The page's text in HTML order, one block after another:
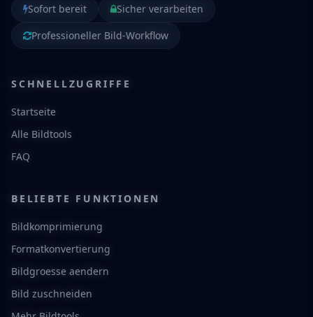
Sofort bereit
Sicher verarbeiten
Professioneller Bild-Workflow
SCHNELLZUGRIFFE
Startseite
Alle Bildtools
FAQ
BELIEBTE FUNKTIONEN
Bildkomprimierung
Formatkonvertierung
Bildgroesse aendern
Bild zuschneiden